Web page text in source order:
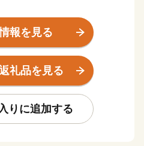
緒ある街並みは、かつての城
でいます。
報を見る
礼品を見る
りに追加する